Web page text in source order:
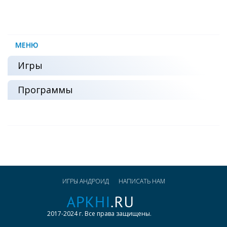
МЕНЮ
Игры
Программы
ИГРЫ АНДРОИД НАПИСАТЬ НАМ
2017-2024 г. Все права защищены.